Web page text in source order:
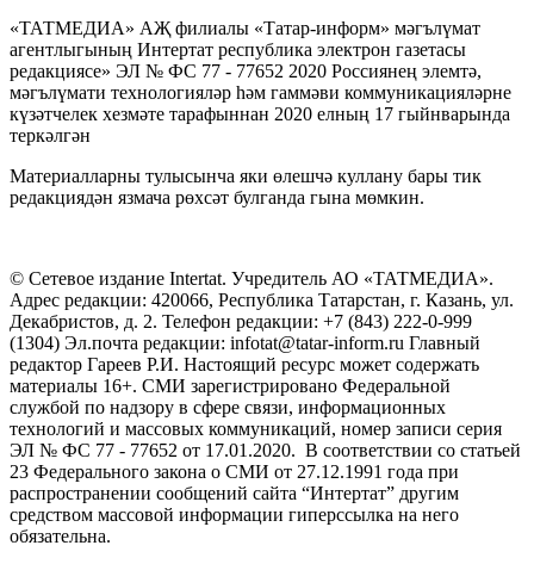
«ТАТМЕДИА» АҖ филиалы «Татар-информ» мәгълүмат
агентлыгының Интертат республика электрон газетасы
редакциясе» ЭЛ № ФС 77 - 77652 2020 Россиянең элемтә,
мәгълүмати технологияләр һәм гаммәви коммуникацияләрне
күзәтчелек хезмәте тарафыннан 2020 елның 17 гыйнварында
теркәлгән
Материалларны тулысынча яки өлешчә куллану бары тик
редакциядән язмача рөхсәт булганда гына мөмкин.
© Сетевое издание Intertat. Учредитель АО «ТАТМЕДИА».
Адрес редакции: 420066, Республика Татарстан, г. Казань, ул.
Декабристов, д. 2. Телефон редакции: +7 (843) 222-0-999
(1304) Эл.почта редакции: infotat@tatar-inform.ru Главный
редактор Гареев Р.И. Настоящий ресурс может содержать
материалы 16+. СМИ зарегистрировано Федеральной
службой по надзору в сфере связи, информационных
технологий и массовых коммуникаций, номер записи серия
ЭЛ № ФС 77 - 77652 от 17.01.2020. В соответствии со статьей
23 Федерального закона о СМИ от 27.12.1991 года при
распространении сообщений сайта “Интертат” другим
средством массовой информации гиперссылка на него
обязательна.